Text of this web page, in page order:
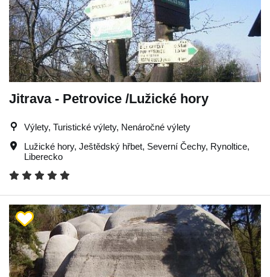
Jitrava - Petrovice /Lužické hory
Výlety, Turistické výlety, Nenáročné výlety
Lužické hory, Ještědský hřbet, Severní Čechy, Rynoltice,
Liberecko